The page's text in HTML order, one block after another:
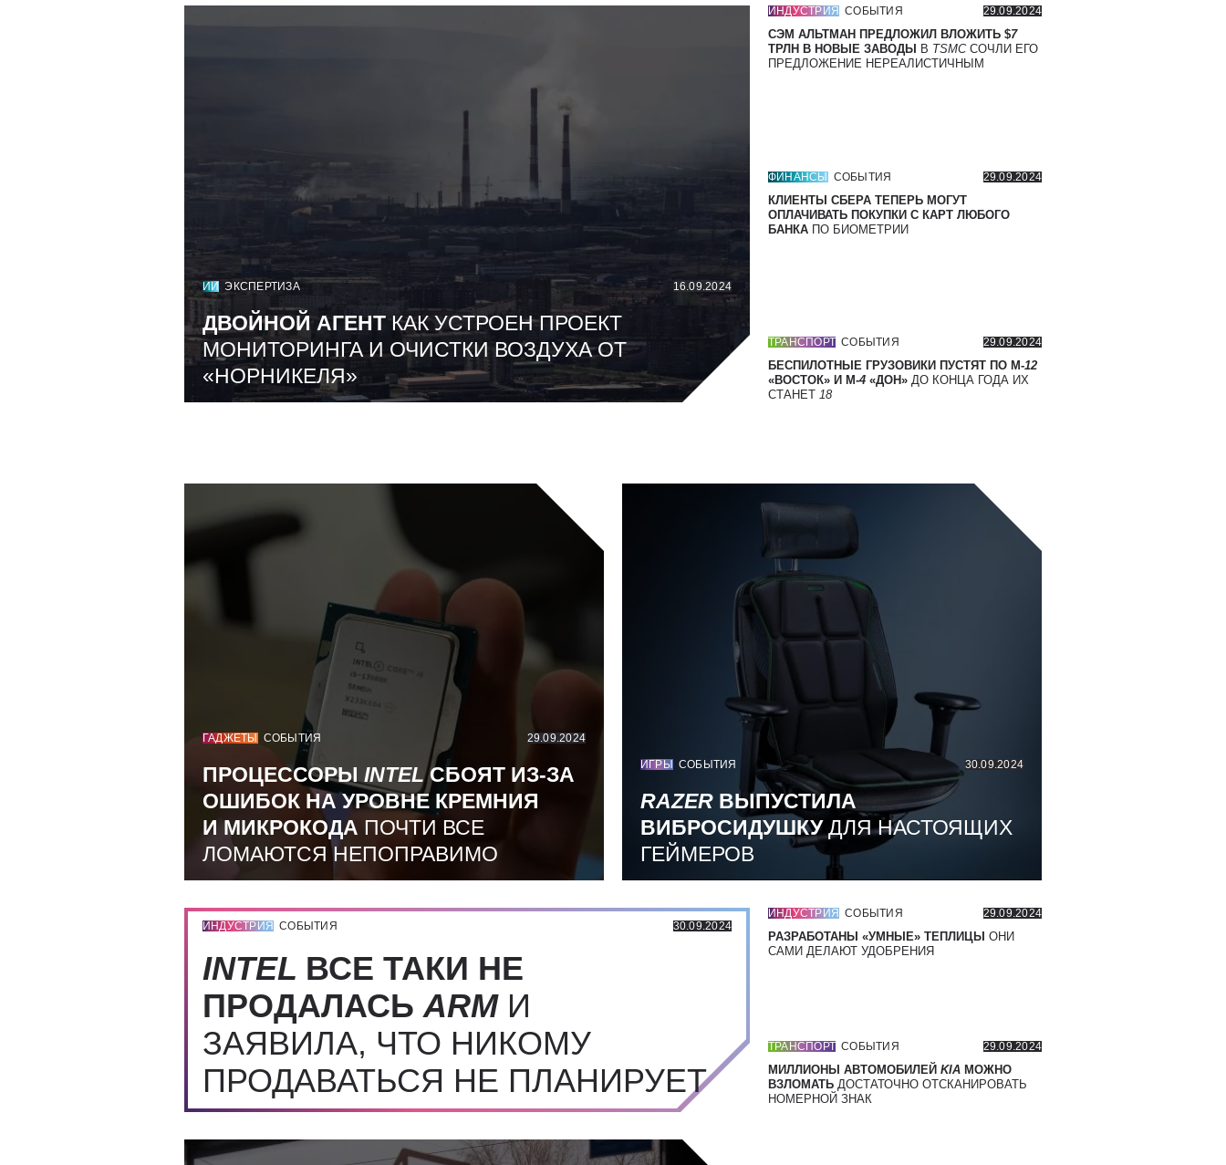
ИИ ЭКСПЕРТИЗА 16.09.2024
ДВОЙНОЙ АГЕНТКАК УСТРОЕН ПРОЕКТ
МОНИТОРИНГА И ОЧИСТКИ ВОЗДУХА ОТ
«НОРНИКЕЛЯ»
ИНДУСТРИЯ СОБЫТИЯ 29.09.2024
СЭМ АЛЬТМАН ПРЕДЛОЖИЛ ВЛОЖИТЬ $7
ТРЛН В НОВЫЕ ЗАВОДЫ
В TSMC СОЧЛИ ЕГО
ПРЕДЛОЖЕНИЕ НЕРЕАЛИСТИЧНЫМ
ФИНАНСЫ СОБЫТИЯ 29.09.2024
КЛИЕНТЫ СБЕРА ТЕПЕРЬ МОГУТ
ОПЛАЧИВАТЬ ПОКУПКИ С КАРТ ЛЮБОГО
БАНКА ПО БИОМЕТРИИ
ТРАНСПОРТ СОБЫТИЯ 29.09.2024
БЕСПИЛОТНЫЕ ГРУЗОВИКИ ПУСТЯТ ПО М-12
«ВОСТОК» И М-4 «ДОН» ДО КОНЦА ГОДА ИХ
СТАНЕТ 18
ГАДЖЕТЫ СОБЫТИЯ 29.09.2024
ПРОЦЕССОРЫ INTELСБОЯТ ИЗ-ЗА
ОШИБОК НА УРОВНЕ КРЕМНИЯ
И МИКРОКОДА ПОЧТИ ВСЕ
ЛОМАЮТСЯ НЕПОПРАВИМО
ИГРЫ СОБЫТИЯ 30.09.2024
RAZER ВЫПУСТИЛА
ВИБРОСИДУШКУДЛЯ НАСТОЯЩИХ
ГЕЙМЕРОВ
ИНДУСТРИЯ СОБЫТИЯ 30.09.2024
INTEL ВСЕ ТАКИ НЕ
ПРОДАЛАСЬ ARMИ
ЗАЯВИЛА, ЧТО НИКОМУ
ПРОДАВАТЬСЯ НЕ ПЛАНИРУЕТ
ИНДУСТРИЯ СОБЫТИЯ 29.09.2024
РАЗРАБОТАНЫ «УМНЫЕ» ТЕПЛИЦЫ ОНИ
САМИ ДЕЛАЮТ УДОБРЕНИЯ
ТРАНСПОРТ СОБЫТИЯ 29.09.2024
МИЛЛИОНЫ АВТОМОБИЛЕЙ KIA МОЖНО
ВЗЛОМАТЬ ДОСТАТОЧНО ОТСКАНИРОВАТЬ
НОМЕРНОЙ ЗНАК